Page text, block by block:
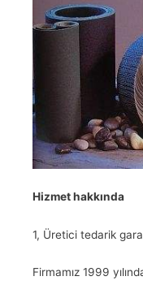
Hizmet hakkında
1, Üretici tedarik
Firmamız 1999